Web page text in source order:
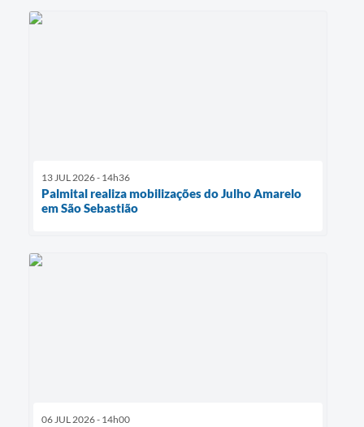
13 JUL 2026 - 14h36
Palmital realiza mobilizações do Julho Amarelo
em São Sebastião
06 JUL 2026 - 14h00